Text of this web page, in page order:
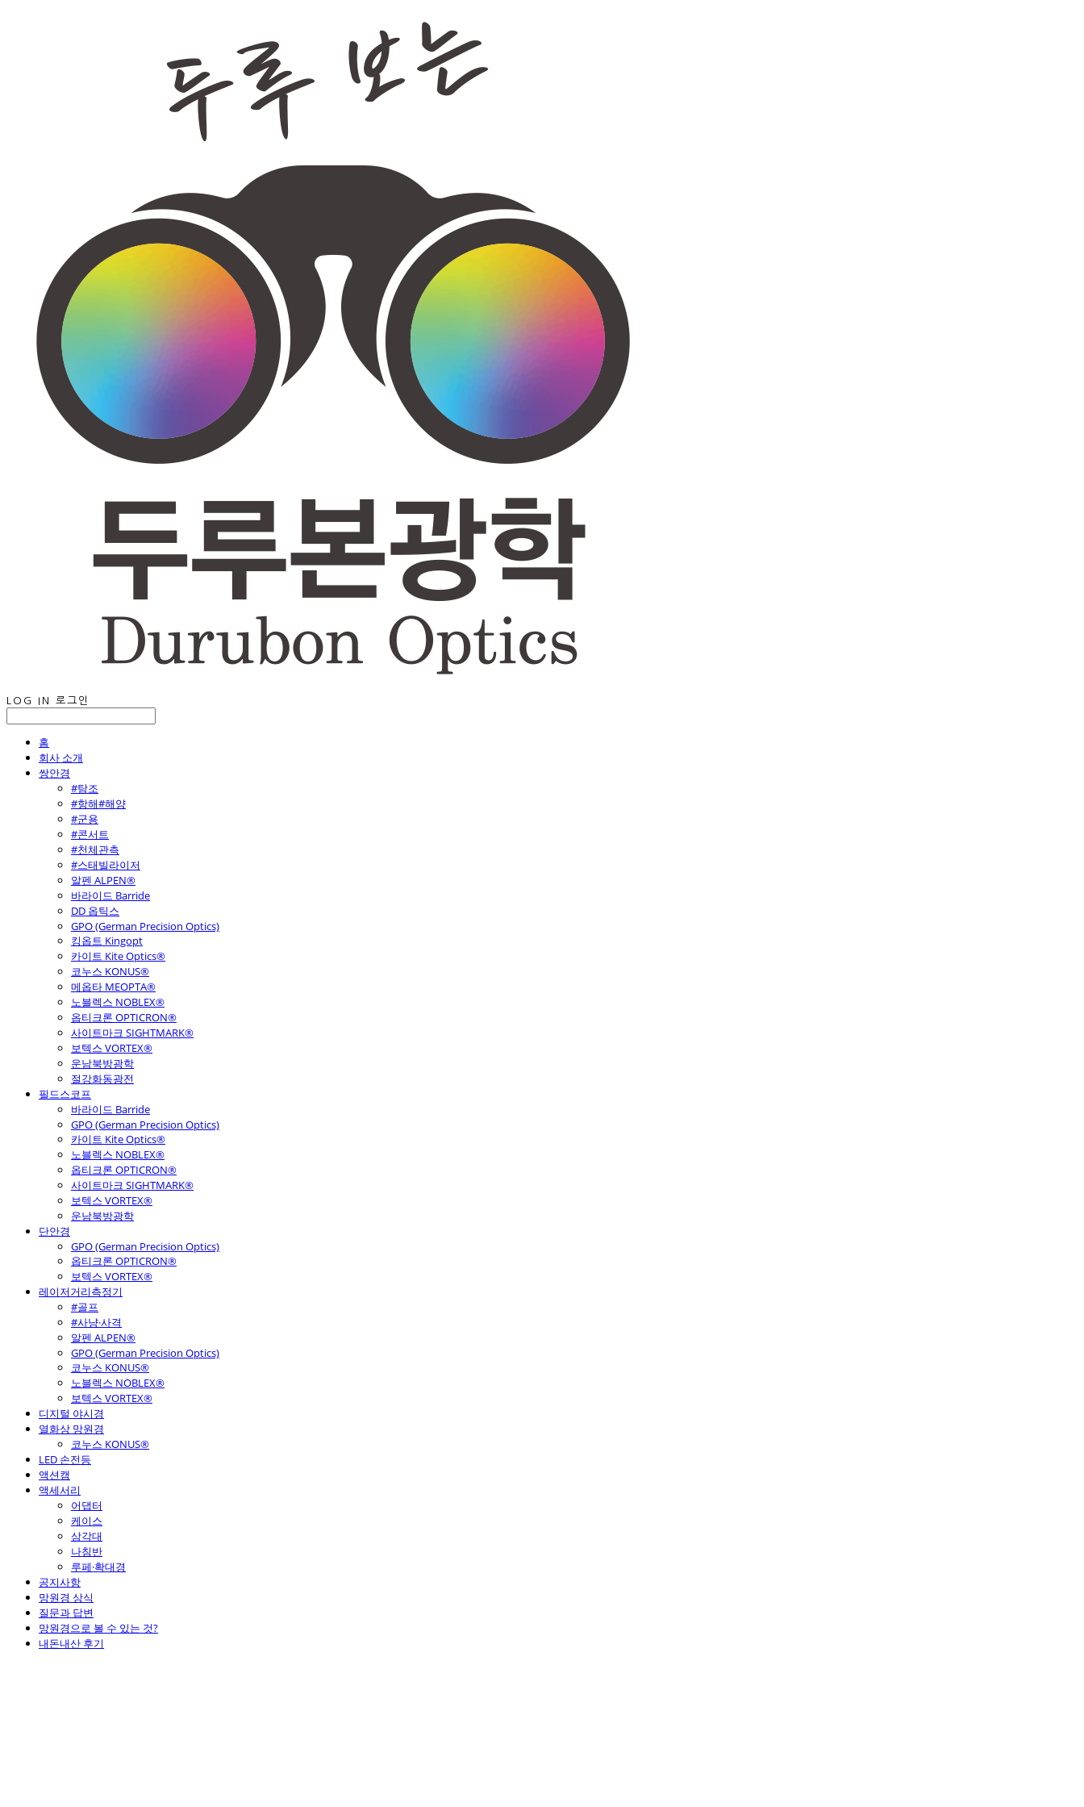
LOG IN 로그인
홈
회사 소개
쌍안경
#탐조
#항해#해양
#군용
#콘서트
#천체관측
#스태빌라이저
알펜 ALPEN®
바라이드 Barride
DD 옵틱스
GPO (German Precision Optics)
킹옵트 Kingopt
카이트 Kite Optics®
코누스 KONUS®
메옵타 MEOPTA®
노블렉스 NOBLEX®
옵티크론 OPTICRON®
사이트마크 SIGHTMARK®
보텍스 VORTEX®
운남북방광학
절강화동광전
필드스코프
바라이드 Barride
GPO (German Precision Optics)
카이트 Kite Optics®
노블렉스 NOBLEX®
옵티크론 OPTICRON®
사이트마크 SIGHTMARK®
보텍스 VORTEX®
운남북방광학
단안경
GPO (German Precision Optics)
옵티크론 OPTICRON®
보텍스 VORTEX®
레이저거리측정기
#골프
#사냥·사격
알펜 ALPEN®
GPO (German Precision Optics)
코누스 KONUS®
노블렉스 NOBLEX®
보텍스 VORTEX®
디지털 야시경
열화상 망원경
코누스 KONUS®
LED 손전등
액션캠
액세서리
어댑터
케이스
삼각대
나침반
루페·확대경
공지사항
망원경 상식
질문과 답변
망원경으로 볼 수 있는 것?
내돈내산 후기